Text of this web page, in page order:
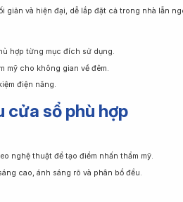
và hiện đại, dễ lắp đặt cả trong nhà lẫn
hợp từng mục đích sử dụng.
mỹ cho không gian về đêm.
điện năng.
cửa sổ phù hợp
nghệ thuật để tạo điểm nhấn thẩm mỹ.
cao, ánh sáng rõ và phân bổ đều.